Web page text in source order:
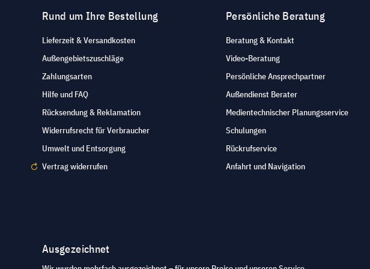
Rund um Ihre Bestellung
Lieferzeit & Versandkosten
Außengebietszuschläge
Zahlungsarten
Hilfe und FAQ
Rücksendung & Reklamation
Widerrufsrecht für Verbraucher
Umwelt und Entsorgung
Vertrag widerrufen
Persönliche Beratung
Beratung & Kontakt
Video-Beratung
Persönliche Ansprechpartner
Außendienst Berater
Medientechnischer Planungsservice
Schulungen
Rückrufservice
Anfahrt und Navigation
Ausgezeichnet